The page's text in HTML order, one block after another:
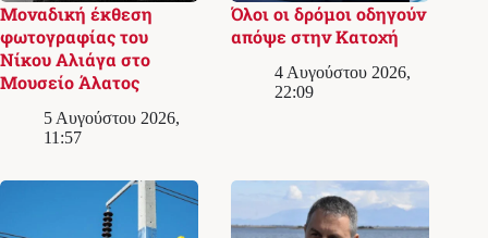
Μοναδική έκθεση
φωτογραφίας του
Νίκου Αλιάγα στο
Μουσείο Άλατος
5 Αυγούστου 2026,
11:57
Όλοι οι δρόμοι οδηγούν
απόψε στην Κατοχή
4 Αυγούστου 2026,
22:09